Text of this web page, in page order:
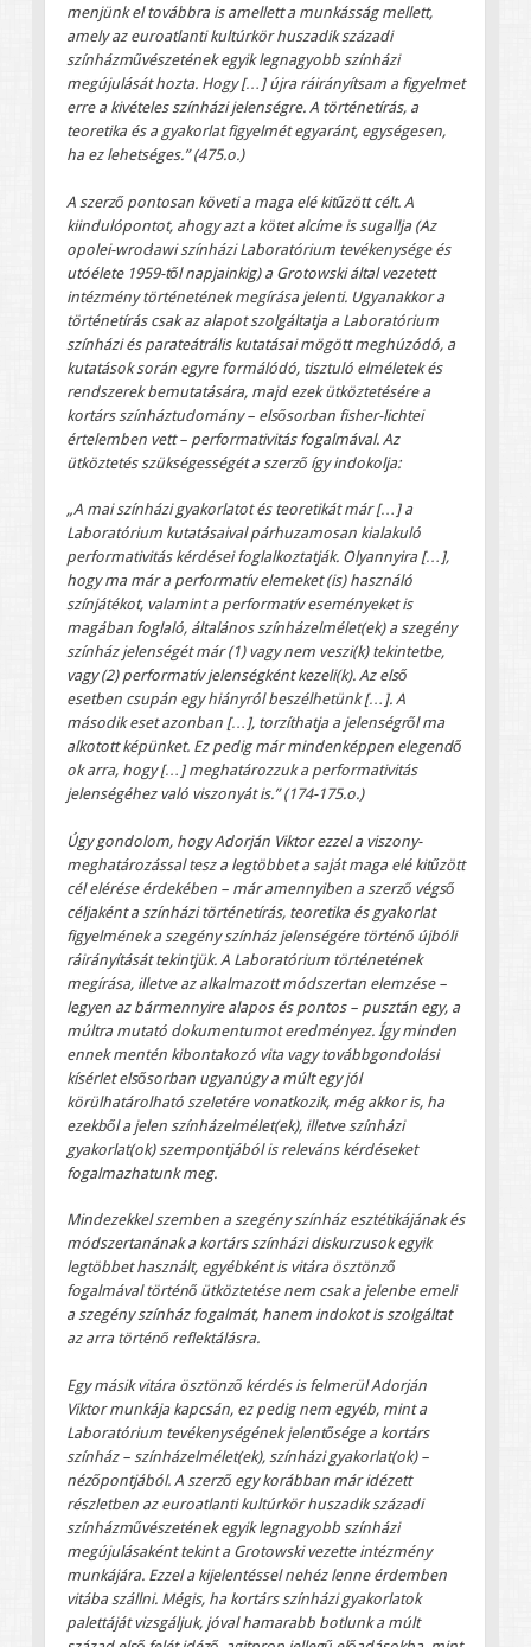
menjünk el továbbra is amellett a munkásság mellett,
amely az euroatlanti kultúrkör huszadik századi
színházművészetének egyik legnagyobb színházi
megújulását hozta. Hogy […] újra ráirányítsam a figyelmet
erre a kivételes színházi jelenségre. A történetírás, a
teoretika és a gyakorlat figyelmét egyaránt, egységesen,
ha ez lehetséges.” (475.o.)
A szerző pontosan követi a maga elé kitűzött célt. A
kiindulópontot, ahogy azt a kötet alcíme is sugallja (Az
opolei-wrocławi színházi Laboratórium tevékenysége és
utóélete 1959-től napjainkig) a Grotowski által vezetett
intézmény történetének megírása jelenti. Ugyanakkor a
történetírás csak az alapot szolgáltatja a Laboratórium
színházi és parateátrális kutatásai mögött meghúzódó, a
kutatások során egyre formálódó, tisztuló elméletek és
rendszerek bemutatására, majd ezek ütköztetésére a
kortárs színháztudomány – elsősorban fisher-lichtei
értelemben vett – performativitás fogalmával. Az
ütköztetés szükségességét a szerző így indokolja:
„A mai színházi gyakorlatot és teoretikát már […] a
Laboratórium kutatásaival párhuzamosan kialakuló
performativitás kérdései foglalkoztatják. Olyannyira […],
hogy ma már a performatív elemeket (is) használó
színjátékot, valamint a performatív eseményeket is
magában foglaló, általános színházelmélet(ek) a szegény
színház jelenségét már (1) vagy nem veszi(k) tekintetbe,
vagy (2) performatív jelenségként kezeli(k). Az első
esetben csupán egy hiányról beszélhetünk […]. A
második eset azonban […], torzíthatja a jelenségről ma
alkotott képünket. Ez pedig már mindenképpen elegendő
ok arra, hogy […] meghatározzuk a performativitás
jelenségéhez való viszonyát is.” (174-175.o.)
Úgy gondolom, hogy Adorján Viktor ezzel a viszony-
meghatározással tesz a legtöbbet a saját maga elé kitűzött
cél elérése érdekében – már amennyiben a szerző végső
céljaként a színházi történetírás, teoretika és gyakorlat
figyelmének a szegény színház jelenségére történő újbóli
ráirányítását tekintjük. A Laboratórium történetének
megírása, illetve az alkalmazott módszertan elemzése –
legyen az bármennyire alapos és pontos – pusztán egy, a
múltra mutató dokumentumot eredményez. Így minden
ennek mentén kibontakozó vita vagy továbbgondolási
kísérlet elsősorban ugyanúgy a múlt egy jól
körülhatárolható szeletére vonatkozik, még akkor is, ha
ezekből a jelen színházelmélet(ek), illetve színházi
gyakorlat(ok) szempontjából is releváns kérdéseket
fogalmazhatunk meg.
Mindezekkel szemben a szegény színház esztétikájának és
módszertanának a kortárs színházi diskurzusok egyik
legtöbbet használt, egyébként is vitára ösztönző
fogalmával történő ütköztetése nem csak a jelenbe emeli
a szegény színház fogalmát, hanem indokot is szolgáltat
az arra történő reflektálásra.
Egy másik vitára ösztönző kérdés is felmerül Adorján
Viktor munkája kapcsán, ez pedig nem egyéb, mint a
Laboratórium tevékenységének jelentősége a kortárs
színház – színházelmélet(ek), színházi gyakorlat(ok) –
nézőpontjából. A szerző egy korábban már idézett
részletben az euroatlanti kultúrkör huszadik századi
színházművészetének egyik legnagyobb színházi
megújulásaként tekint a Grotowski vezette intézmény
munkájára. Ezzel a kijelentéssel nehéz lenne érdemben
vitába szállni. Mégis, ha kortárs színházi gyakorlatok
palettáját vizsgáljuk, jóval hamarabb botlunk a múlt